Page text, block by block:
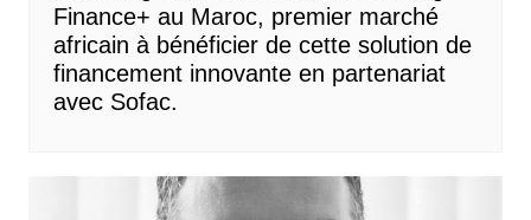
Finance+ au Maroc, premier marché
africain à bénéficier de cette solution de
financement innovante en partenariat
avec Sofac.